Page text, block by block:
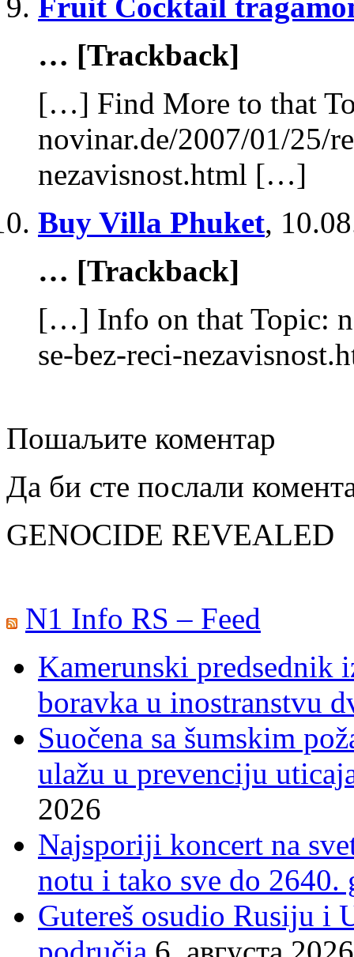
… [Trackback]
[…] Find More to that
novinar.de/2007/01/25/
nezavisnost.html […]
Buy Villa Phuket,
… [Trackback]
[…] Info on that Topic:
se-bez-reci-
Пошаљите коментар
Да би сте послали
GENOCIDE REVEALED
N1 Info RS – Feed
Kamerunski predsednik
boravka u inostranstvu
Suočena sa šumskim
ulažu u prevenciju
2026
Najsporiji koncert na
notu i tako sve do 2640.
Gutereš osudio Rusiju i